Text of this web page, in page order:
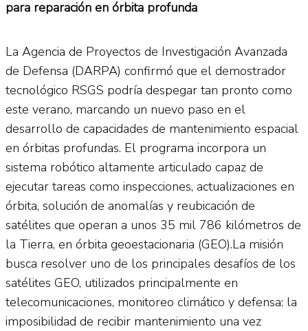
para reparación en órbita profunda
La Agencia de Proyectos de Investigación Avanzada
de Defensa (DARPA) confirmó que el demostrador
tecnológico RSGS podría despegar tan pronto como
este verano, marcando un nuevo paso en el
desarrollo de capacidades de mantenimiento espacial
en órbitas profundas. El programa incorpora un
sistema robótico altamente articulado capaz de
ejecutar tareas como inspecciones, actualizaciones en
órbita, solución de anomalías y reubicación de
satélites que operan a unos 35 mil 786 kilómetros de
la Tierra, en órbita geoestacionaria (GEO).La misión
busca resolver uno de los principales desafíos de los
satélites GEO, utilizados principalmente en
telecomunicaciones, monitoreo climático y defensa: la
imposibilidad de recibir mantenimiento una vez